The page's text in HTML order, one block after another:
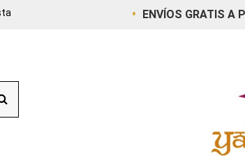
• ENVÍOS GRATIS A